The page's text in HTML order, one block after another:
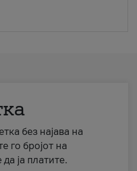
без најава на
го бројот на
ја платите.